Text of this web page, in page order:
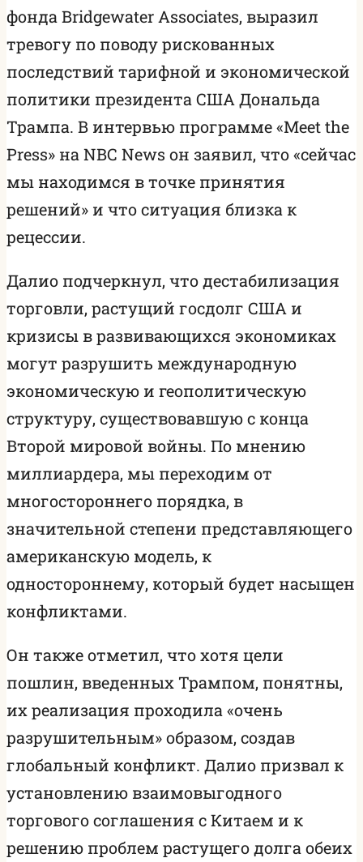
фонда Bridgewater Associates, выразил
тревогу по поводу рискованных
последствий тарифной и экономической
политики президента США Дональда
Трампа. В интервью программе «Meet the
Press» на NBC News он заявил, что «сейчас
мы находимся в точке принятия
решений» и что ситуация близка к
рецессии.
Далио подчеркнул, что дестабилизация
торговли, растущий госдолг США и
кризисы в развивающихся экономиках
могут разрушить международную
экономическую и геополитическую
структуру, существовавшую с конца
Второй мировой войны. По мнению
миллиардера, мы переходим от
многостороннего порядка, в
значительной степени представляющего
американскую модель, к
одностороннему, который будет насыщен
конфликтами.
Он также отметил, что хотя цели
пошлин, введенных Трампом, понятны,
их реализация проходила «очень
разрушительным» образом, создав
глобальный конфликт. Далио призвал к
установлению взаимовыгодного
торгового соглашения с Китаем и к
решению проблем растущего долга обеих